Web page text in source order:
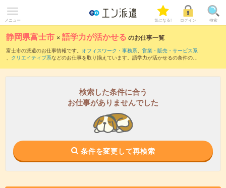
メニュー 気になる! ログイン 検索
静岡県富士市 ×語学力が活かせる のお仕事一覧
富士市の派遣のお仕事情報です。 オフィスワーク・事務系、 営業・販売・サービス系
、 クリエイティブ系などのお仕事を取り揃えています。語学力が活かせるの条件の他
検索した条件に合う
お仕事がありませんでした
条件を変更して再検索